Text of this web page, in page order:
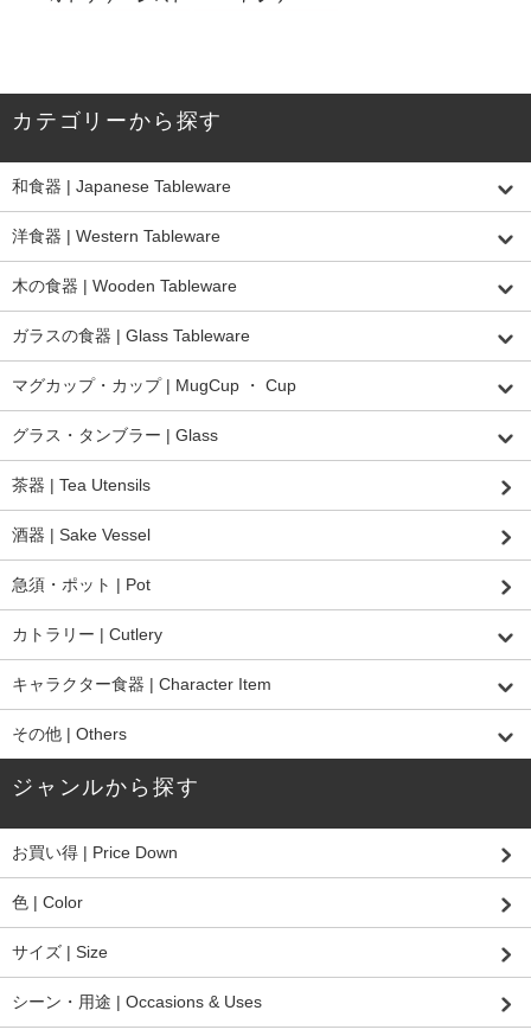
カテゴリーから探す
和食器 | Japanese Tableware
洋食器 | Western Tableware
木の食器 | Wooden Tableware
ガラスの食器 | Glass Tableware
マグカップ・カップ | MugCup ・ Cup
グラス・タンブラー | Glass
茶器 | Tea Utensils
酒器 | Sake Vessel
急須・ポット | Pot
カトラリー | Cutlery
キャラクター食器 | Character Item
その他 | Others
ジャンルから探す
お買い得 | Price Down
色 | Color
サイズ | Size
シーン・用途 | Occasions & Uses